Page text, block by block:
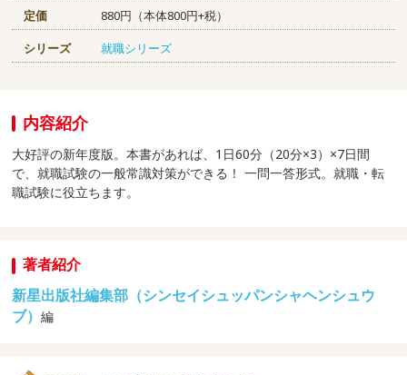
定価
880円（本体800円+税）
シリーズ
就職シリーズ
内容紹介
大好評の新年度版。本書があれば、1日60分（20分×3）×7日間
で、就職試験の一般常識対策ができる！ 一問一答形式。就職・転
職試験に役立ちます。
著者紹介
新星出版社編集部（シンセイシュッパンシャヘンシュウ
ブ）編